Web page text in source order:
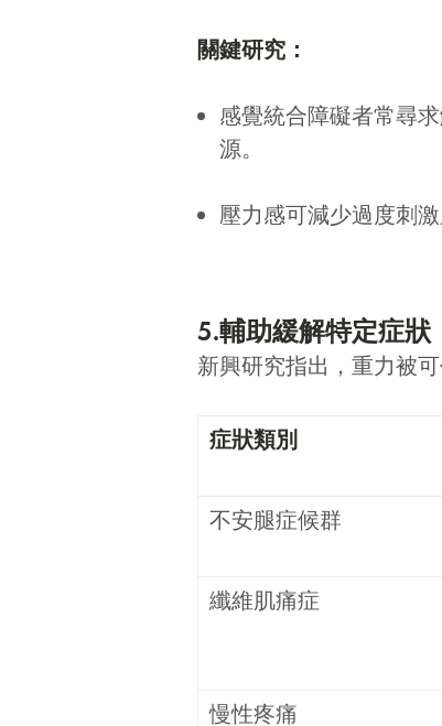
關鍵研究：
感覺統合障礙者常尋
源。
壓力感可減少過度刺
5.輔助緩解特定症狀
新興研究指出，重力被
症狀類別
不安腿症候群
纖維肌痛症
慢性疼痛